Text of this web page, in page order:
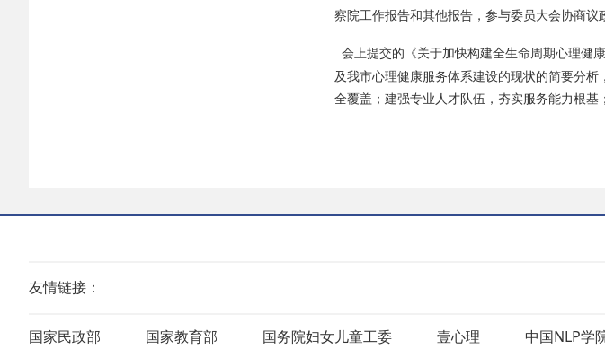
察院工作报告和其他报告，参与委员大会协商议
会上提交的《关于加快构建全生命周期心理健
及我市心理健康服务体系建设的现状的简要分
全覆盖；建强专业人才队伍，夯实服务能力根基
友情链接：
国家民政部 国家教育部 国务院妇女儿童工委 壹心理 中国NLP学